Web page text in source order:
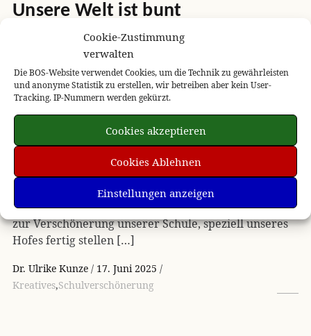
Cookie-Zustimmung
verwalten
Die BOS-Website verwendet Cookies, um die Technik zu gewährleisten
und anonyme Statistik zu erstellen, wir betreiben aber kein User-
Tracking. IP-Nummern werden gekürzt.
Cookies akzeptieren
Cookies Ablehnen
Einstellungen anzeigen
Unsere Welt ist bunt
Wir haben in der letzten Zeit bereits einige Projekte
zur Verschönerung unserer Schule, speziell unseres
Hofes fertig stellen […]
Dr. Ulrike Kunze
17. Juni 2025
Kreatives,Schulverschönerung